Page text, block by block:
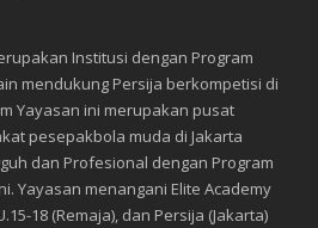
Institusi dengan Program
mendukung Persija berkompetisi di
Yayasan ini merupakan pusat
pesepakbola muda di Jakarta
dan Profesional dengan Program
Yayasan menangani Elite Academy
18 (Remaja), dan Persija (Jakarta)